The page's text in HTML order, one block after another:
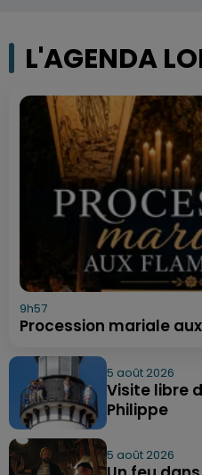
L'AGENDA
9h57
Procession mariale
5 août 2026
Visite libre
Philippe
5 août 2026